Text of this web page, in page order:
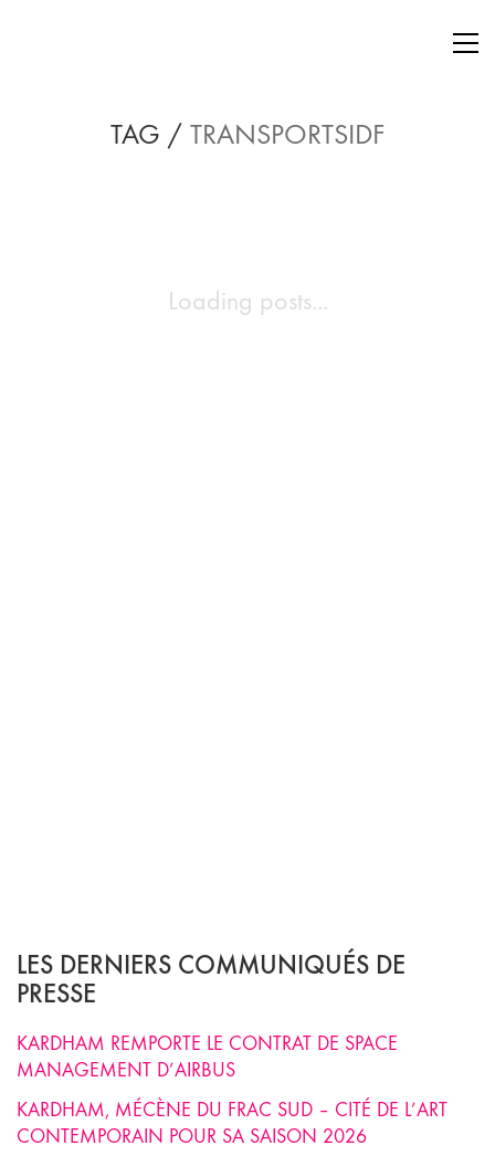
TAG / TRANSPORTSIDF
Loading posts...
LES DERNIERS COMMUNIQUÉS DE
PRESSE
KARDHAM REMPORTE LE CONTRAT DE SPACE
MANAGEMENT D’AIRBUS
KARDHAM, MÉCÈNE DU FRAC SUD – CITÉ DE L’ART
CONTEMPORAIN POUR SA SAISON 2026